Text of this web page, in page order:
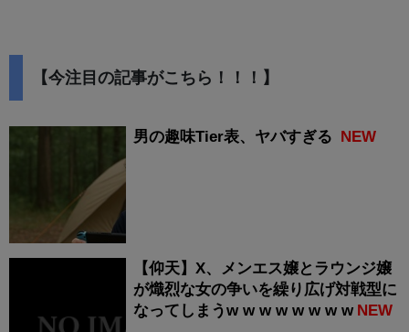
【今注目の記事がこちら！！！】
男の趣味Tier表、ヤバすぎる NEW
【仰天】X、メンエス嬢とラウンジ嬢
が熾烈な女の争いを繰り広げ対戦型に
なってしまうw w w w w w w w NEW